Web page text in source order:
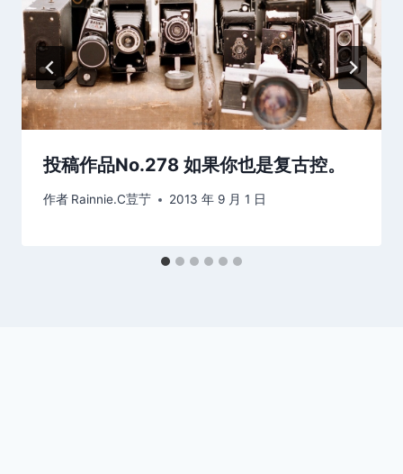
投稿作品No.278 如果你也是复古控。
作者 Rainnie.C荳艼 2013 年 9 月 1 日